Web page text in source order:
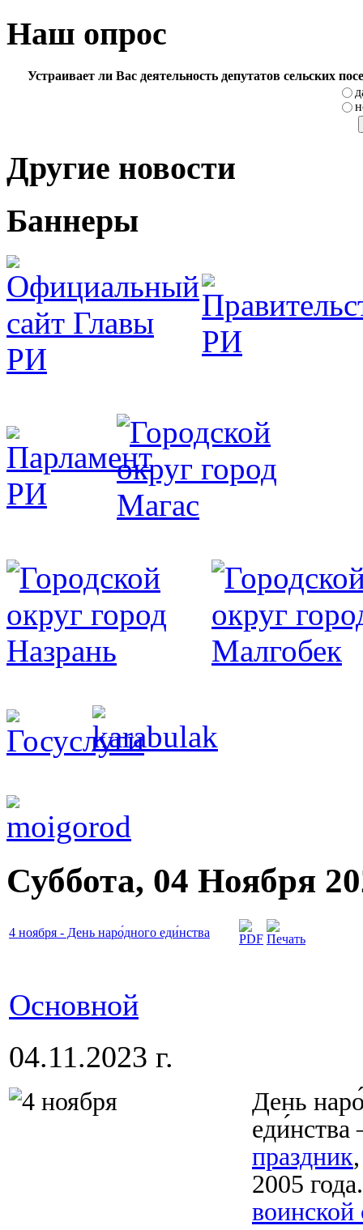
Наш опрос
Устраивает ли Вас деятельность депутатов сельских
Другие новости
Баннеры
Суббота, 04 Ноября
4 ноября - День наро́дного еди́нства
Основной
04.11.2023 г.
День
праздник
2005
воинской